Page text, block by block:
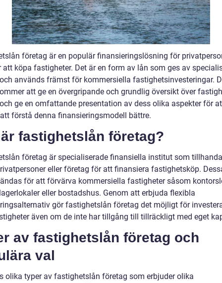
företag är en populär finansieringslösning för
att köpa fastigheter. Det är en form av lån som ges av
används främst för kommersiella fastighetsinvesteringar.
att ge en övergripande och grundlig översikt över
ge en omfattande presentation av dess olika aspekter för
förstå denna finansieringsmodell bättre.
fastighetslån företag?
företag är specialiserade finansiella institut som
eller företag för att finansiera fastighetsköp.
för att förvärva kommersiella fastigheter såsom
eller bostadshus. Genom att erbjuda flexibla
gör fastighetslån företag det möjligt för
även om de inte har tillgång till tillräckligt med eget
av fastighetslån företag och
val
olika typer av fastighetslån företag som erbjuder olika